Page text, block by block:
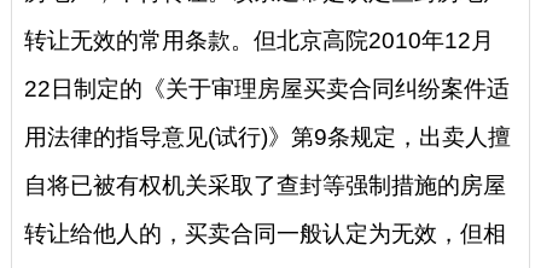
转让无效的常用条款。但北京高院2010年12月
22日制定的《关于审理房屋买卖合同纠纷案件适
用法律的指导意见(试行)》第9条规定，出卖人擅
自将已被有权机关采取了查封等强制措施的房屋
转让给他人的，买卖合同一般认定为无效，但相